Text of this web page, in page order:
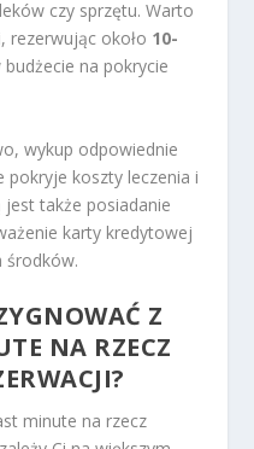
czy sprzętu. Warto
rezerwując około 10-
na pokrycie
wykup odpowiednie
pokryje koszty leczenia i
także posiadanie
karty kredytowej
środków.
Z
NA RZECZ
minute na rzecz